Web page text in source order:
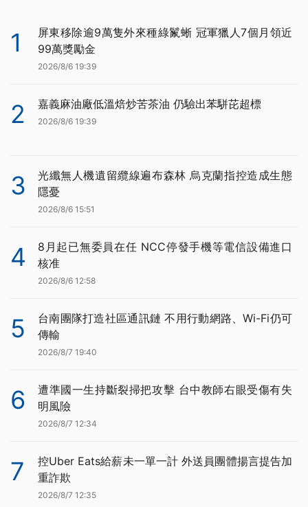
1
屏東移除逾9萬隻外來種綠鬣蜥 冠軍獵人7個月領近
99萬獎勵金
2026/8/6 19:39
2 嘉義麻油廠低溫焙炒苦茶油 仍驗出苯駢芘超標
2026/8/6 19:39
3
光纖無人機遺留纜線遍布森林 烏克蘭指控造成生態
隱憂
2026/8/6 15:51
4
8月起已無委員在任 NCC停發手機等電信設備進口
核准
2026/8/6 12:58
5
台南團隊打造社區通訊鏈 不用行動網路、Wi-Fi仍可
傳輸
2026/8/7 19:40
6
遭準國一生持斷裂掃把攻擊 台中教師右眼受傷有失
明風險
2026/8/7 12:34
7
控Uber Eats給薪未一單一計 外送員團體揚言提告加
重詐欺
2026/8/7 12:35